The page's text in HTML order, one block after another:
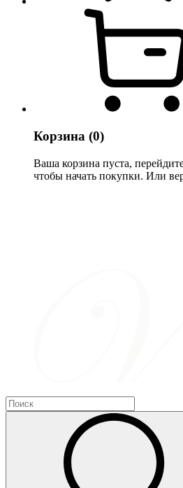
Корзина (0)
Ваша корзина пуста,
чтобы начать покупки. Или